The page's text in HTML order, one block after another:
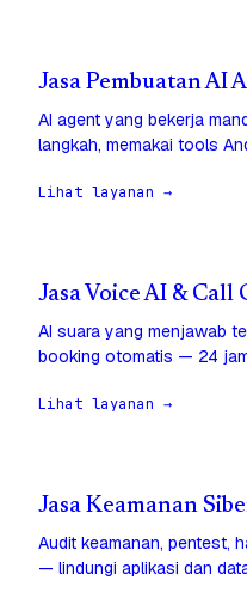
Jasa Pembuatan AI
AI agent yang bekerja
langkah, memakai tools
Lihat layanan →
Jasa Voice AI &
AI suara yang menjawab
booking otomatis — 24
Lihat layanan →
Jasa Keamanan
Audit keamanan, pentest,
— lindungi aplikasi dan